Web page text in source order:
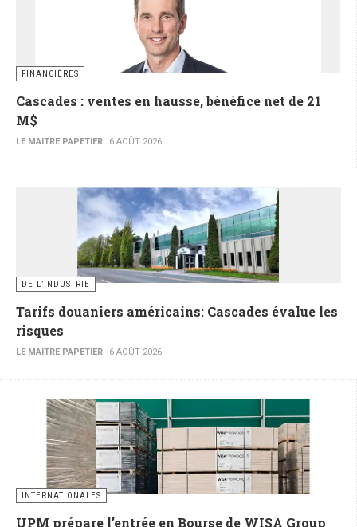
FINANCIÈRES
Cascades : ventes en hausse, bénéfice net de 21
M$
LE MAITRE PAPETIER 6 AOÛT 2026
DE L’INDUSTRIE
Tarifs douaniers américains: Cascades évalue les
risques
LE MAITRE PAPETIER 6 AOÛT 2026
INTERNATIONALES
UPM prépare l’entrée en Bourse de WISA Group